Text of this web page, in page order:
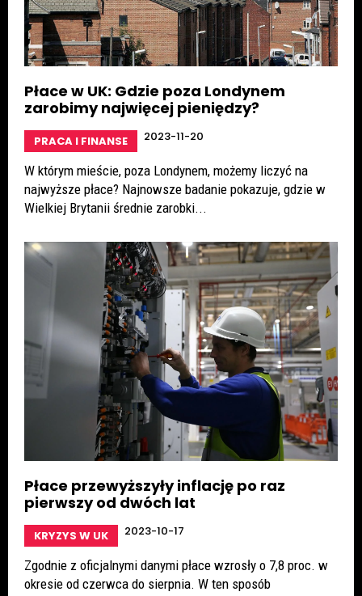
Płace w UK: Gdzie poza Londynem
zarobimy najwięcej pieniędzy?
PRACA I FINANSE 2023-11-20
W którym mieście, poza Londynem, możemy liczyć na
najwyższe płace? Najnowsze badanie pokazuje, gdzie w
Wielkiej Brytanii średnie zarobki...
Płace przewyższyły inflację po raz
pierwszy od dwóch lat
KRYZYS W UK 2023-10-17
Zgodnie z oficjalnymi danymi płace wzrosły o 7,8 proc. w
okresie od czerwca do sierpnia. W ten sposób